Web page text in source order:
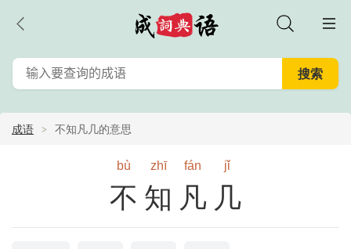
成语 不知凡几的意思
bù zhī fán jǐ
不知凡几